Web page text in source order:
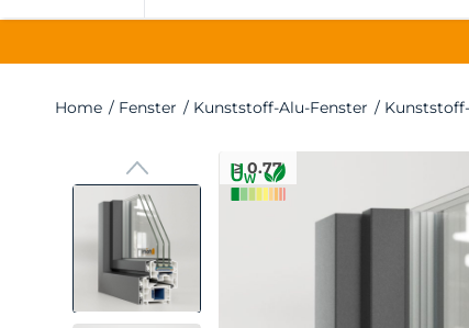
o
Home / Fenster / Kunststoff-Alu-Fenster /
≥ 0.77